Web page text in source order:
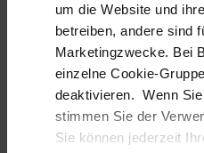
um die Website und
betreiben, andere sind
Marketingzwecke. Bei
einzelne Cookie-
deaktivieren. Wenn
stimmen Sie der
Sie können jederzeit
Peter
Unser Team
Die Weiterentwicklung